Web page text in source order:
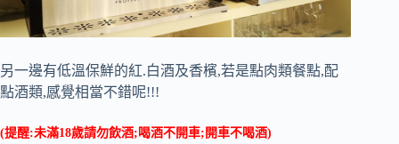
另一邊有低溫保鮮的紅.白酒及香檳,若是點肉類餐點,配
點酒類,感覺相當不錯呢!!!
(提醒:未滿18歲請勿飲酒;喝酒不開車;開車不喝酒)